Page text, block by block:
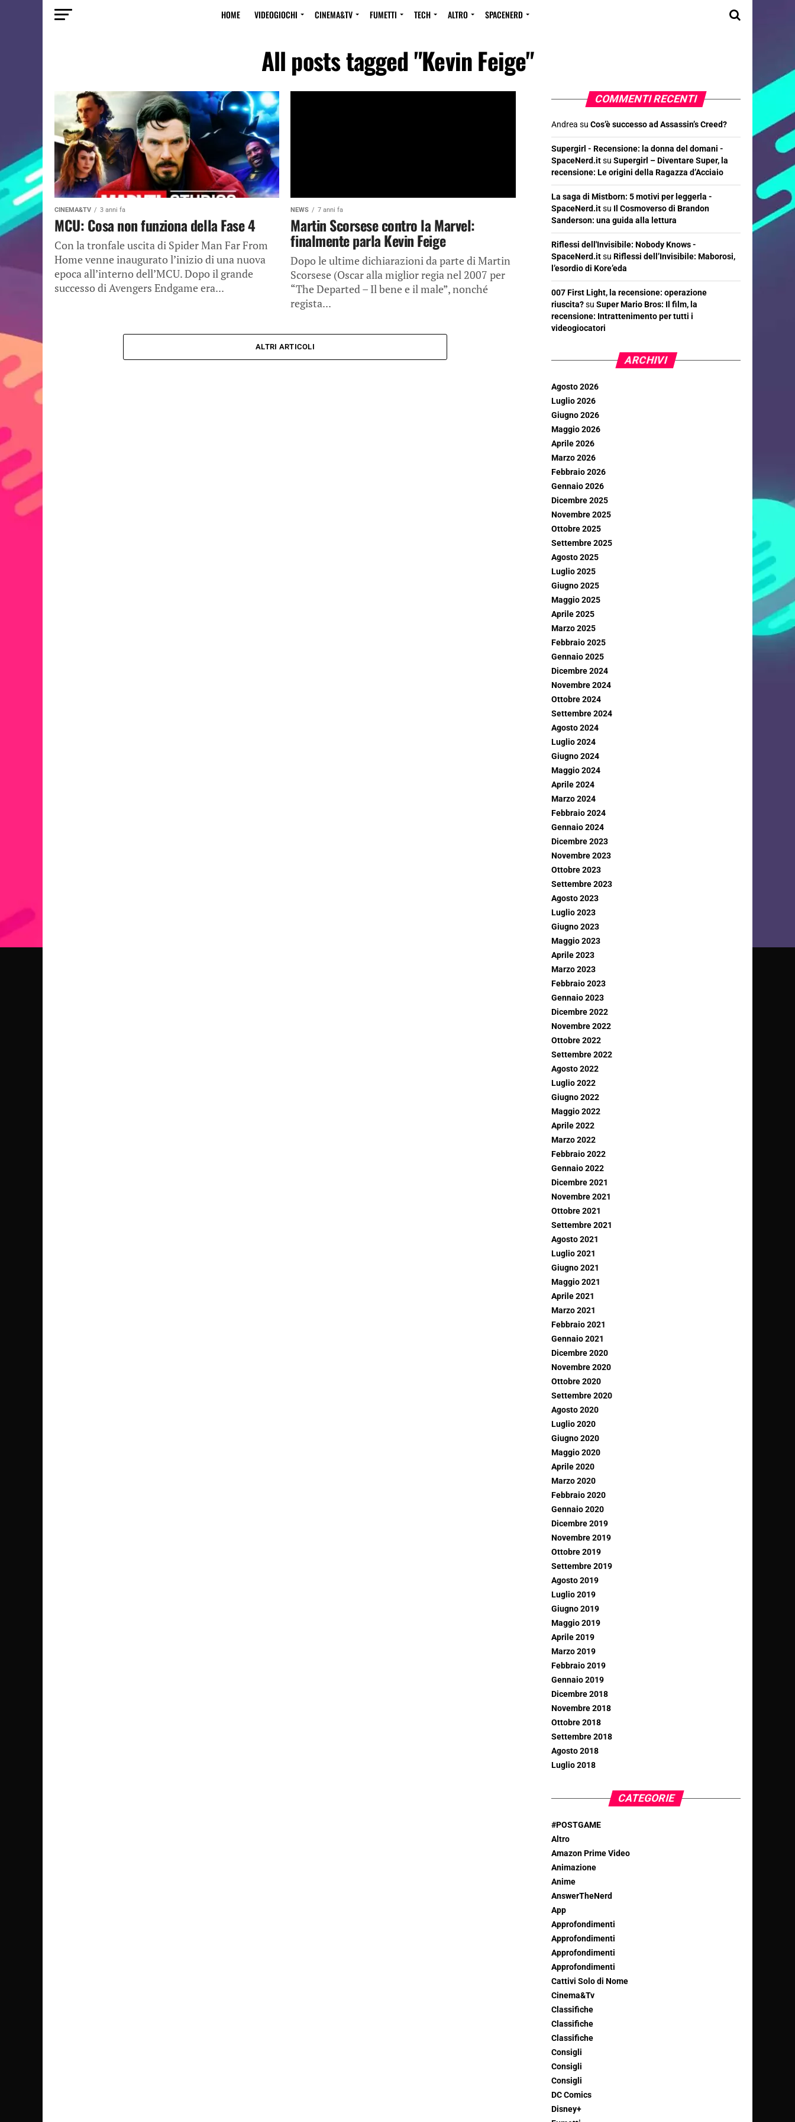
HOME VIDEOGIOCHI CINEMA&TV FUMETTI TECH ALTRO SPACENERD
All posts tagged "Kevin Feige"
CINEMA&TV 3 anni fa
MCU: Cosa non funziona della Fase 4
Con la tronfale uscita di Spider Man Far From
Home venne inaugurato l’inizio di una nuova
epoca all’interno dell’MCU. Dopo il grande
successo di Avengers Endgame era...
NEWS 7 anni fa
Martin Scorsese contro la Marvel:
finalmente parla Kevin Feige
Dopo le ultime dichiarazioni da parte di Martin
Scorsese (Oscar alla miglior regia nel 2007 per
“The Departed – Il bene e il male”, nonché
regista...
ALTRI ARTICOLI
COMMENTI RECENTI
Andrea su Cos’è successo ad Assassin’s Creed?
Supergirl - Recensione: la donna del domani -
SpaceNerd.itsu Supergirl – Diventare Super, la
recensione: Le origini della Ragazza d’Acciaio
La saga di Mistborn: 5 motivi per leggerla -
SpaceNerd.itsu Il Cosmoverso di Brandon
Sanderson: una guida alla lettura
Riflessi dell'Invisibile: Nobody Knows -
SpaceNerd.itsu Riflessi dell’Invisibile: Maborosi,
l’esordio di Kore’eda
007 First Light, la recensione: operazione
riuscita?su Super Mario Bros: Il film, la
recensione: Intrattenimento per tutti i
videogiocatori
ARCHIVI
Agosto 2026
Luglio 2026
Giugno 2026
Maggio 2026
Aprile 2026
Marzo 2026
Febbraio 2026
Gennaio 2026
Dicembre 2025
Novembre 2025
Ottobre 2025
Settembre 2025
Agosto 2025
Luglio 2025
Giugno 2025
Maggio 2025
Aprile 2025
Marzo 2025
Febbraio 2025
Gennaio 2025
Dicembre 2024
Novembre 2024
Ottobre 2024
Settembre 2024
Agosto 2024
Luglio 2024
Giugno 2024
Maggio 2024
Aprile 2024
Marzo 2024
Febbraio 2024
Gennaio 2024
Dicembre 2023
Novembre 2023
Ottobre 2023
Settembre 2023
Agosto 2023
Luglio 2023
Giugno 2023
Maggio 2023
Aprile 2023
Marzo 2023
Febbraio 2023
Gennaio 2023
Dicembre 2022
Novembre 2022
Ottobre 2022
Settembre 2022
Agosto 2022
Luglio 2022
Giugno 2022
Maggio 2022
Aprile 2022
Marzo 2022
Febbraio 2022
Gennaio 2022
Dicembre 2021
Novembre 2021
Ottobre 2021
Settembre 2021
Agosto 2021
Luglio 2021
Giugno 2021
Maggio 2021
Aprile 2021
Marzo 2021
Febbraio 2021
Gennaio 2021
Dicembre 2020
Novembre 2020
Ottobre 2020
Settembre 2020
Agosto 2020
Luglio 2020
Giugno 2020
Maggio 2020
Aprile 2020
Marzo 2020
Febbraio 2020
Gennaio 2020
Dicembre 2019
Novembre 2019
Ottobre 2019
Settembre 2019
Agosto 2019
Luglio 2019
Giugno 2019
Maggio 2019
Aprile 2019
Marzo 2019
Febbraio 2019
Gennaio 2019
Dicembre 2018
Novembre 2018
Ottobre 2018
Settembre 2018
Agosto 2018
Luglio 2018
CATEGORIE
#POSTGAME
Altro
Amazon Prime Video
Animazione
Anime
AnswerTheNerd
App
Approfondimenti
Approfondimenti
Approfondimenti
Approfondimenti
Cattivi Solo di Nome
Cinema&Tv
Classifiche
Classifiche
Classifiche
Consigli
Consigli
Consigli
DC Comics
Disney+